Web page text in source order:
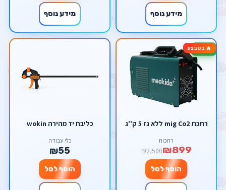
מידע נוסף מידע נוסף
🔥 במבצע-64%
רתכת mig Co2 ללא גז 5 ק''ג
רתכות
₪899
₪2,500
הוסף לסל
כליבת יד מהירה wokin
כלי עבודה
₪55
הוסף לסל